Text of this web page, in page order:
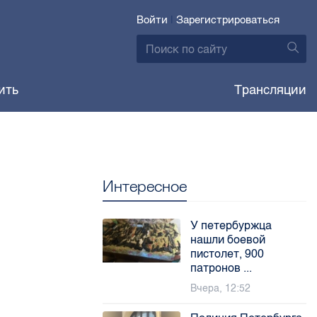
Войти | Зарегистрироваться
Трансляции
Интересное
У петербуржца
нашли боевой
пистолет, 900
патронов ...
Вчера, 12:52